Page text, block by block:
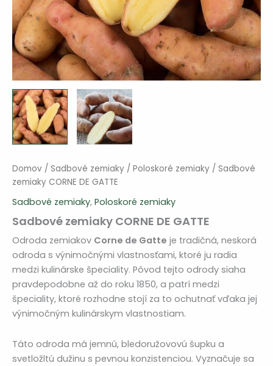
Domov / Sadbové zemiaky / Poloskoré zemiaky / Sadbové
zemiaky CORNE DE GATTE
Sadbové zemiaky, Poloskoré zemiaky
Sadbové zemiaky CORNE DE GATTE
Odroda zemiakov Corne de Gatte je tradičná, neskorá
odroda s výnimočnými vlastnosťami, ktoré ju radia
medzi kulinárske špeciality. Pôvod tejto odrody siaha
pravdepodobne až do roku 1850, a patrí medzi
špeciality, ktoré rozhodne stojí za to ochutnať vďaka jej
výnimočným kulinárskym vlastnostiam.
Táto odroda má jemnú, bledoružovovú šupku a
svetložltú dužinu s pevnou konzistenciou. Vyznačuje sa